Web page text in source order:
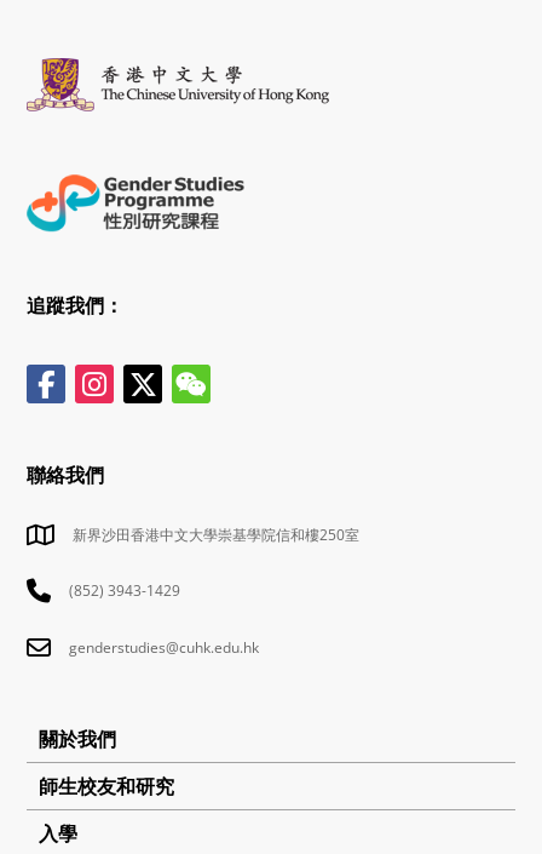
追蹤我們：
聯絡我們
新界沙田香港中文大學崇基學院信和樓250室
(852) 3943-1429
genderstudies@cuhk.edu.hk
關於我們
師生校友和研究
入學